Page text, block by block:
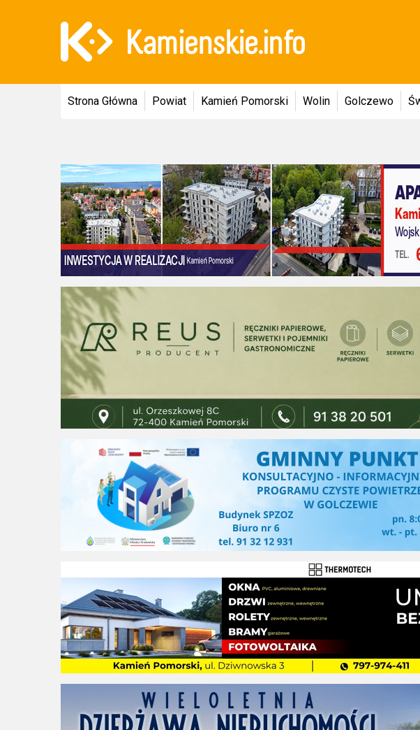
Strona Główna Powiat Kamień Pomorski Wolin Golczewo